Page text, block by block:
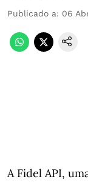
Publicado a: 06
A Fidel API,